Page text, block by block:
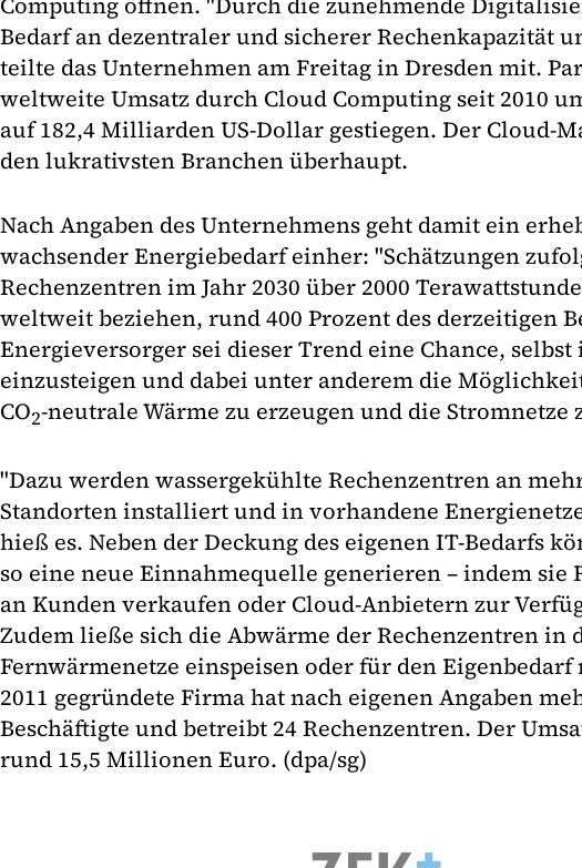
Bedarf an dezentraler und sicherer Rechenkapazität
teilte das Unternehmen am Freitag in Dresden mit.
weltweite Umsatz durch Cloud Computing seit 2010
auf 182,4 Milliarden US-Dollar gestiegen. Der Cloud-
den lukrativsten Branchen überhaupt.
Nach Angaben des Unternehmens geht damit ein
wachsender Energiebedarf einher: "Schätzungen
Rechenzentren im Jahr 2030 über 2000
weltweit beziehen, rund 400 Prozent des derzeitigen
Energieversorger sei dieser Trend eine Chance,
einzusteigen und dabei unter anderem die
CO2-neutrale Wärme zu erzeugen und die Stromnetze
"Dazu werden wassergekühlte Rechenzentren an
Standorten installiert und in vorhandene
hieß es. Neben der Deckung des eigenen IT-Bedarfs
so eine neue Einnahmequelle generieren – indem sie
an Kunden verkaufen oder Cloud-Anbietern zur
Zudem ließe sich die Abwärme der Rechenzentren in
Fernwärmenetze einspeisen oder für den Eigenbedarf
2011 gegründete Firma hat nach eigenen Angaben
Beschäftigte und betreibt 24 Rechenzentren. Der
rund 15,5 Millionen Euro. (dpa/sg)